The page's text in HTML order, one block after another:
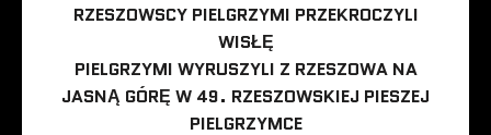
RZESZOWSCY PIELGRZYMI PRZEKROCZYLI
WISŁĘ
PIELGRZYMI WYRUSZYLI Z RZESZOWA NA
JASNĄ GÓRĘ W 49. RZESZOWSKIEJ PIESZEJ
PIELGRZYMCE